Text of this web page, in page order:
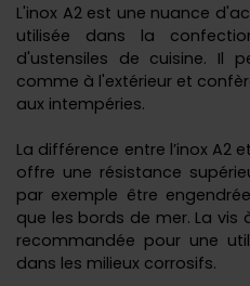
L'inox A2 est une nuance
utilisée dans la
d'ustensiles de cuisine. Il
comme à l'extérieur et
aux intempéries.
La différence entre l’inox A2
offre une résistance
par exemple être
que les bords de mer. La vis
recommandée pour une
dans les milieux corrosifs.